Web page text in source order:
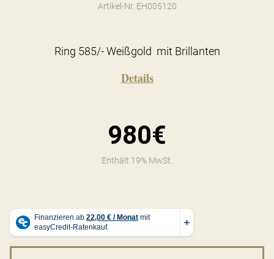
Artikel-Nr. EH005120
Ring 585/- Weißgold mit Brillanten
Details
980€
Enthält 19% MwSt.